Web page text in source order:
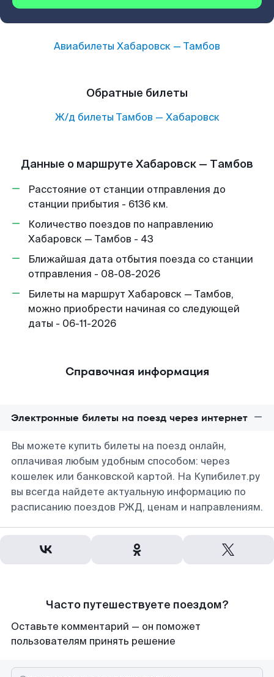
Авиабилеты Хабаровск — Тамбов
Обратные билеты
Ж/д билеты Тамбов — Хабаровск
Данные о маршруте Хабаровск — Тамбов
Расстояние от станции отправления до
станции прибытия - 6136 км.
Количество поездов по направлению
Хабаровск — Тамбов - 43
Ближайшая дата отбытия поезда со станции
отправления - 08-08-2026
Билеты на маршрут Хабаровск — Тамбов,
можно приобрести начиная со следующей
даты - 06-11-2026
Справочная информация
Электронные билеты на поезд через интернет
Вы можете купить билеты на поезд онлайн,
оплачивая любым удобным способом: через
кошелек или банковской картой. На Купибилет.ру
вы всегда найдете актуальную информацию по
расписанию поездов РЖД, ценам и направлениям.
Часто путешествуете поездом?
Оставьте комментарий — он поможет
пользователям принять решение